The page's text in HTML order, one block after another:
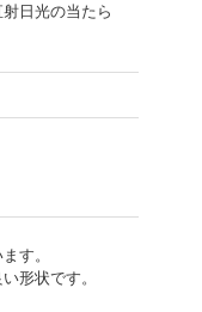
日光の当たら
す。
形状です。